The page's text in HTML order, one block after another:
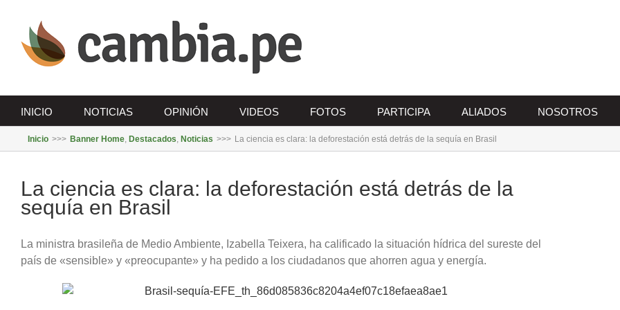
contenido
INICIO NOTICIAS OPINIÓN VIDEOS FOTOS PARTICIPA ALIADOS NOSOTROS
Inicio >>> Banner Home Destacados Noticias >>> La ciencia es clara: la deforestación está detrás de la sequía en Brasil
imagen
más
grande
La ciencia es clara: la deforestación está detrás de la
sequía en Brasil
La ministra brasileña de Medio Ambiente, Izabella Teixera, ha calificado la situación hídrica del sureste del
país de «sensible» y «preocupante» y ha pedido a los ciudadanos que ahorren agua y energía.